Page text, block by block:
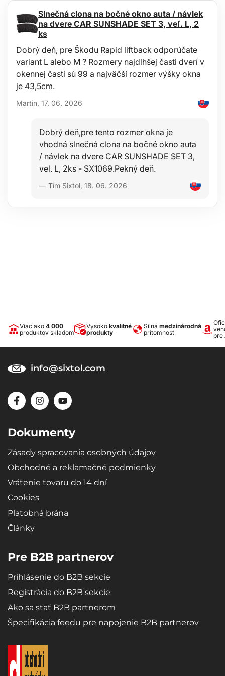
Priemer kolieska: 73 mm
Šírka kolieska: 25 mm
Rozmer montážnej dosky: 70 × 47 mm
Rozstup montážnej dosky: 54 × 26 mm
Montážna skrutka: priemer 5,5 mm
Výška skrutky: 14,4 mm
Materiál: oceľ, plast
Hmotnosť: 1,25 kg
Rozmer balenia: 33 x 6,5 x 27 cm
Slnečná clona na bočné okno auta / návlek
na dvere CAR SUNSHADE SET 3, veľ. L, 2
ks
Dobrý deň, pre Škodu Rapid liftback odporúčate
variant L alebo M ? Rozmery najdlhšej časti dverí v
okennej časti sú 99 a najväčší rozmer výšky okna
je 43,5cm.
Martin, 17. 06. 2026
Dobrý deň,pre tento rozmer okna je
vhodná slnečná clona na bočné okno auta
/ návlek na dvere CAR SUNSHADE SET 3,
vel. L, 2ks - SX1069.Pekný deň.
— Tím Sixtol, 18. 06. 2026
Viac ako 4 000
produktov skladom
Vysoko kvalitné
produkty
Silná medzinárodná
prítomnosť
pre
info@sixtol.com
Dokumenty
Zásady spracovania osobných údajov
Obchodné a reklamačné podmienky
Vrátenie tovaru do 14 dní
Cookies
Platobná brána
Články
Pre B2B partnerov
Prihlásenie do B2B sekcie
Registrácia do B2B sekcie
Ako sa stať B2B partnerom
Špecifikácia feedu pre napojenie B2B partnerov